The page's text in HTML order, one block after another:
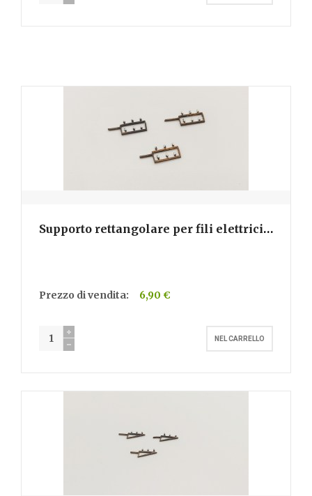
Supporto rettangolare per fili elettrici
- H302
Prezzo di vendita: 6,90 €